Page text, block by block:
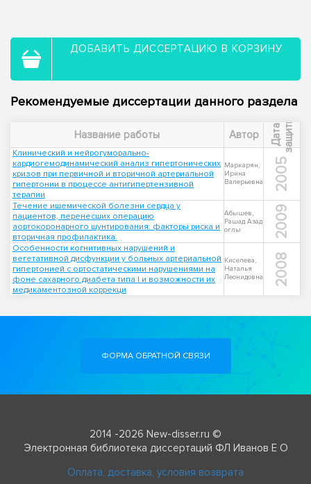
ДОБАВИТЬ ДИССЕРТАЦИЮ В КОРЗИНУ
Рекомендуемые диссертации данного раздела
Название работы Автор Д
а
т
а
з
а
щ
и
т ы
Клинический и нейрогуморально-
кардиогемодинамический анализ гипертонических
кризов при первичной и вторичной артериальной
гипертонии в процессе антигипертензивной
терапии
Маркарян,
Ирина
Валерьевна
2005
Течение ишемической болезни сердца у
пациентов, перенесших операцию
аортокоронарного шунтирования: факторы риска и
вторичная профилактика.
Абышев,
Рашад Азад
оглы
2009
Особенности когнитивных нарушений и
вегетативной дисфункции у больных артериальной
гипертонией с ортостатическими нарушениями на
фоне сахарного диабета типа I и возможности их
медикаментозной коррекци
Киселева,
Наталья
Леонидовна
2008
ФОРМА ОБРАТНОЙ СВЯЗИ
2014 -2026 New-disser.ru ©
Электронная библиотека диссертаций ФЛ Иванов Е О
Оплата, доставка, условия возврата